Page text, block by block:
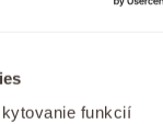
funkcií